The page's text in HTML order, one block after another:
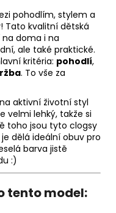
pohodlím, stylem a
Tato kvalitní dětská
doma i na
ale také praktické.
kritéria: pohodlí,
. To vše za
aktivní životní styl
velmi lehký, takže si
toho jsou tyto clogsy
dělá ideální obuv pro
barva jistě
:)
tento model: